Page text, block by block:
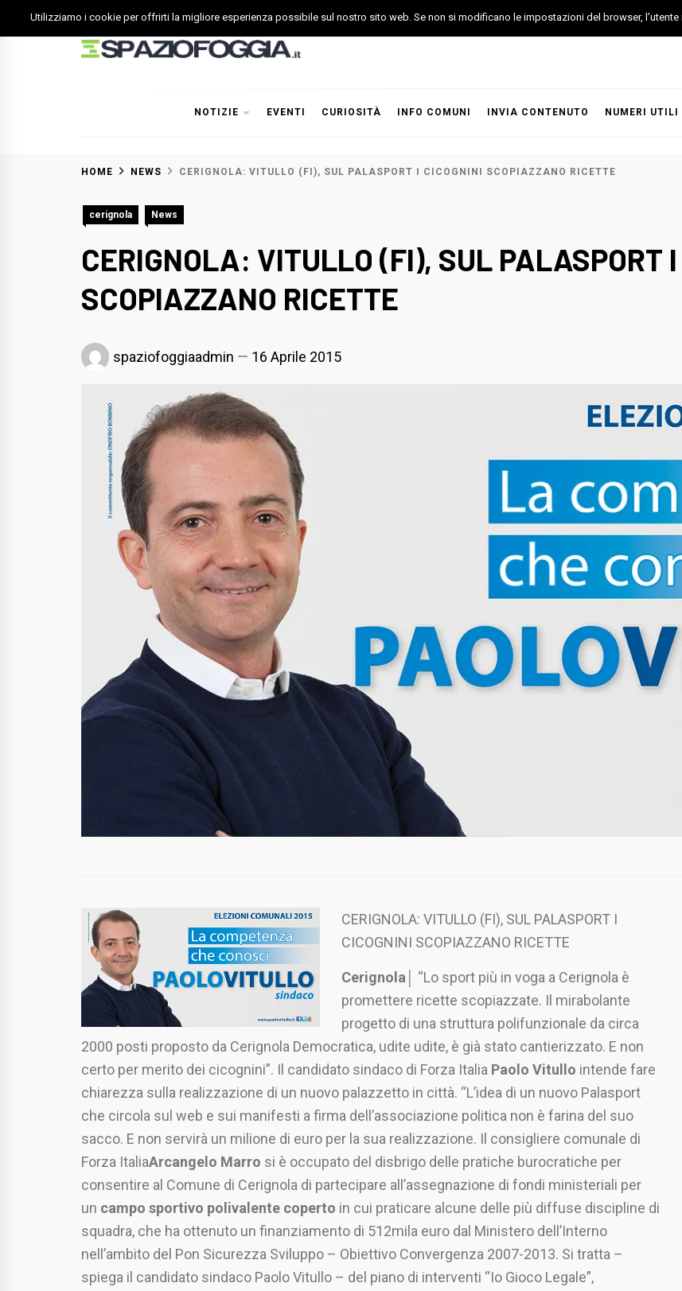
to
NOTIZIE EVENTI CURIOSITÀ INFO COMUNI INVIA CONTENUTO NUMERI UTILI
HOME NEWS CERIGNOLA: VITULLO (FI), SUL PALASPORT I CICOGNINI SCOPIAZZANO RICETTE
cerignola News
CERIGNOLA: VITULLO (FI), SUL PALASPORT
SCOPIAZZANO RICETTE
spaziofoggiaadmin 16 Aprile 2015
CERIGNOLA: VITULLO (FI), SUL PALASPORT I
CICOGNINI SCOPIAZZANO RICETTE
Cerignola │ “Lo sport più in voga a Cerignola è
promettere ricette scopiazzate. Il mirabolante
progetto di una struttura polifunzionale da circa
2000 posti proposto da Cerignola Democratica, udite udite, è già stato cantierizzato. E non
certo per merito dei cicognini”. Il candidato sindaco di Forza Italia Paolo Vitullo intende fare
chiarezza sulla realizzazione di un nuovo palazzetto in città. “L’idea di un nuovo Palasport
che circola sul web e sui manifesti a firma dell’associazione politica non è farina del suo
sacco. E non servirà un milione di euro per la sua realizzazione. Il consigliere comunale di
Forza ItaliaArcangelo Marro si è occupato del disbrigo delle pratiche burocratiche per
consentire al Comune di Cerignola di partecipare all’assegnazione di fondi ministeriali per
un campo sportivo polivalente coperto in cui praticare alcune delle più diffuse discipline di
squadra, che ha ottenuto un finanziamento di 512mila euro dal Ministero dell’Interno
nell’ambito del Pon Sicurezza Sviluppo – Obiettivo Convergenza 2007-2013. Si tratta –
spiega il candidato sindaco Paolo Vitullo – del piano di interventi “Io Gioco Legale”,
Utilizziamo i cookie per offrirti la migliore esperienza possibile sul nostro sito web. Se non si modificano le impostazioni del browser,